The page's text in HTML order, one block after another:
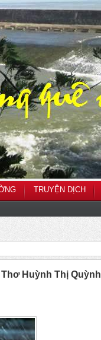
TRUYỆN DỊCH
Thơ Huỳnh Thị Quỳnh